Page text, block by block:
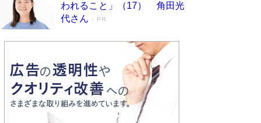
われること」（17） 角田光
代さん
PR